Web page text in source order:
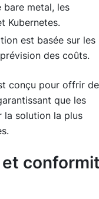
bare metal, les
Kubernetes.
est basée sur les
des coûts.
conçu pour offrir
que les
la solution la plus